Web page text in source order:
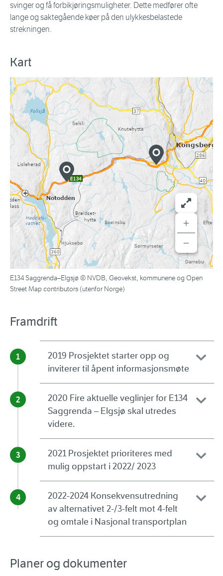
svinger og få forbikjøringsmuligheter. Dette medfører ofte
lange og saktegående køer på den ulykkesbelastede
strekningen.
Kart
+
−
E134 Saggrenda–Elgsjø © NVDB, Geovekst, kommunene og Open
Street Map contributors (utenfor Norge)
Framdrift
2019 Prosjektet starter opp og
inviterer til åpent informasjonsmøte
2020 Fire aktuelle veglinjer for E134
Saggrenda – Elgsjø skal utredes
videre.
2021 Prosjektet prioriteres med
mulig oppstart i 2022/ 2023
2022-2024 Konsekvensutredning
av alternativet 2-/3-felt mot 4-felt
og omtale i Nasjonal transportplan
Planer og dokumenter